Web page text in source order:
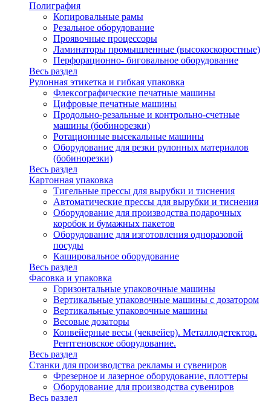
Полиграфия
Копировальные рамы
Резальное оборудование
Проявочные процессоры
Ламинаторы промышленные (высокоскоростные)
Перфорационно- биговальное оборудование
Весь раздел
Рулонная этикетка и гибкая упаковка
Флексографические печатные машины
Цифровые печатные машины
Продольно-резальные и контрольно-счетные
машины (бобинорезки)
Ротационные высекальные машины
Оборудование для резки рулонных материалов
(бобинорезки)
Весь раздел
Картонная упаковка
Тигельные прессы для вырубки и тиснения
Автоматические прессы для вырубки и тиснения
Оборудование для производства подарочных
коробок и бумажных пакетов
Оборудование для изготовления одноразовой
посуды
Кашировальное оборудование
Весь раздел
Фасовка и упаковка
Горизонтальные упаковочные машины
Вертикальные упаковочные машины с дозатором
Вертикальные упаковочные машины
Весовые дозаторы
Конвейерные весы (чеквейер). Металлодетектор.
Рентгеновское оборудование.
Весь раздел
Станки для производства рекламы и сувениров
Фрезерное и лазерное оборудование, плоттеры
Оборудование для производства сувениров
Весь раздел